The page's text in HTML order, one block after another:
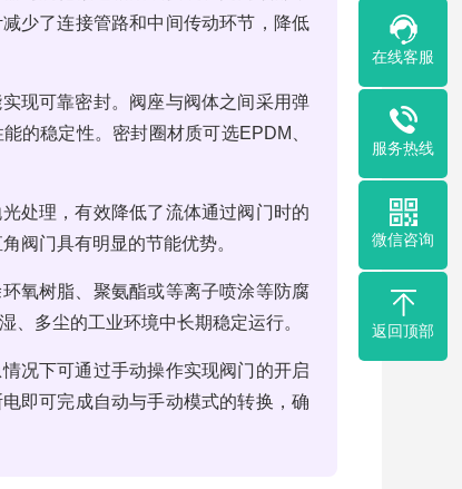
少了连接管路和中间传动环节，降低
现可靠密封。阀座与阀体之间采用弹
的稳定性。密封圈材质可选EPDM、
处理，有效降低了流体通过阀门时的
阀门具有明显的节能优势。
氧树脂、聚氨酯或等离子喷涂等防腐
、多尘的工业环境中长期稳定运行。
况下可通过手动操作实现阀门的开启
即可完成自动与手动模式的转换，确
在线客服
服务热线
微信咨询
返回顶部